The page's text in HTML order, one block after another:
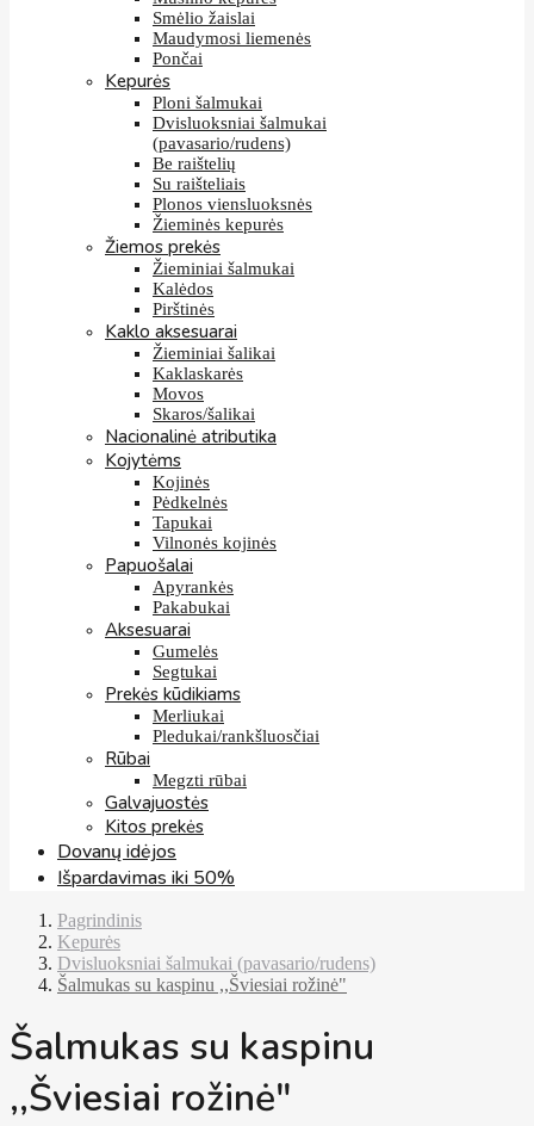
Smėlio žaislai
Maudymosi liemenės
Pončai
Kepurės
Ploni šalmukai
Dvisluoksniai šalmukai
(pavasario/rudens)
Be raištelių
Su raišteliais
Plonos viensluoksnės
Žieminės kepurės
Žiemos prekės
Žieminiai šalmukai
Kalėdos
Pirštinės
Kaklo aksesuarai
Žieminiai šalikai
Kaklaskarės
Movos
Skaros/šalikai
Nacionalinė atributika
Kojytėms
Kojinės
Pėdkelnės
Tapukai
Vilnonės kojinės
Papuošalai
Apyrankės
Pakabukai
Aksesuarai
Gumelės
Segtukai
Prekės kūdikiams
Merliukai
Pledukai/rankšluosčiai
Rūbai
Megzti rūbai
Galvajuostės
Kitos prekės
Dovanų idėjos
Išpardavimas iki 50%
Pagrindinis
Kepurės
Dvisluoksniai šalmukai (pavasario/rudens)
Šalmukas su kaspinu ,,Šviesiai rožinė"
Šalmukas su kaspinu
,,Šviesiai rožinė"